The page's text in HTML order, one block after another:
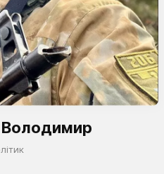
Володимир